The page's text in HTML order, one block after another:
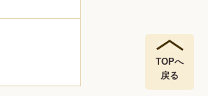
TOPへ
戻る